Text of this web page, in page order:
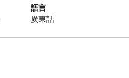
語言
廣東話